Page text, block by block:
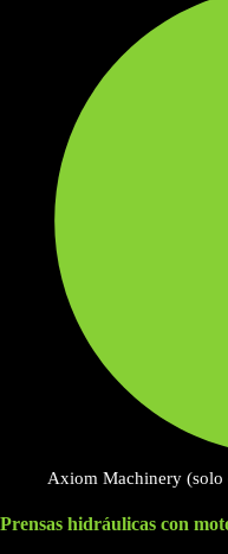
Axiom Machinery (solo
Prensas hidráulicas con